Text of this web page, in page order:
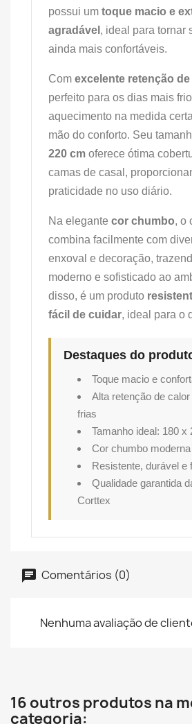
possui um toque macio e
agradável , ideal para tornar
ainda mais confortáveis.
Com excelente retenção
perfeito para os dias mais
aquecimento na medida
mão do conforto. Seu
220 cm oferece ótima
camas de casal,
praticidade no uso diário.
Na elegante cor chumbo, o
combina facilmente com
enxoval e decoração,
moderno e sofisticado ao
disso, é um produto
fácil de cuidar, ideal para o
Destaques do
Toque macio e
Alta retenção de
frias
Tamanho ideal: 180 x
Cor chumbo moderna
Resistente, durável e
Qualidade garantida
Corttex
Comentários (0)
Nenhuma avaliação de
16 outros produtos na
categoria: